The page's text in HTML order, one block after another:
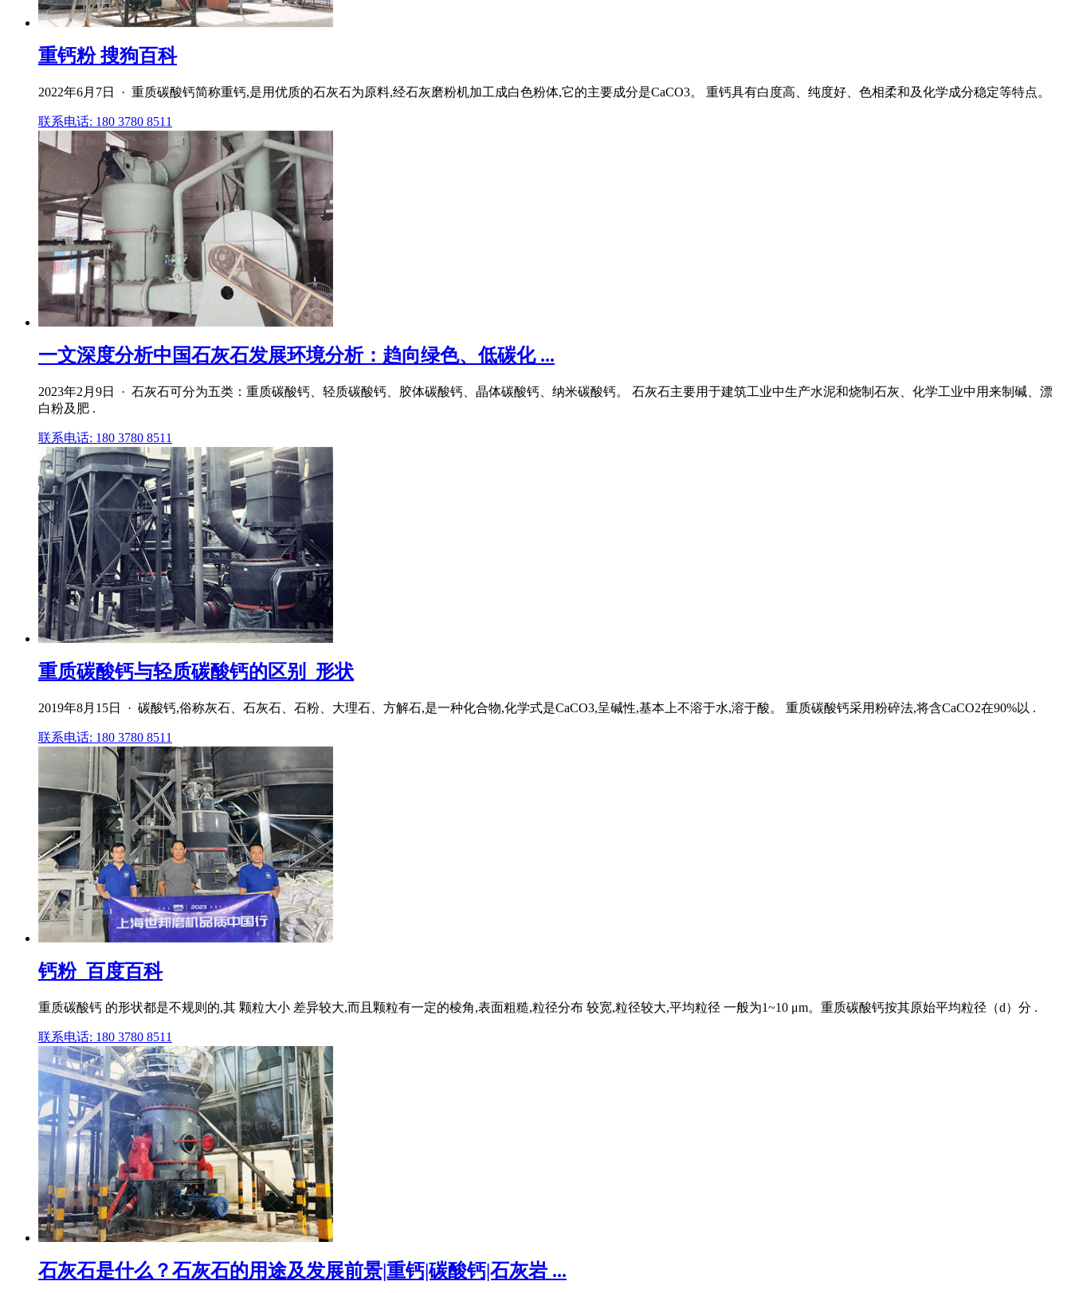
重钙粉 搜狗百科
2022年6月7日 · 重质碳酸钙简称重钙,是用优质的石灰石为原料,经石灰磨粉机加工成白色粉体,它的主要成分是CaCO3。 重钙具有白度高、纯度好、色相柔和及化学成分稳定等特点。
联系电话: 180 3780 8511
一文深度分析中国石灰石发展环境分析：趋向绿色、低碳化 ...
2023年2月9日 · 石灰石可分为五类：重质碳酸钙、轻质碳酸钙、胶体碳酸钙、晶体碳酸钙、纳米碳酸钙。 石灰石主要用于建筑工业中生产水泥和烧制石灰、化学工业中用来制碱、漂
白粉及肥 .
联系电话: 180 3780 8511
重质碳酸钙与轻质碳酸钙的区别_形状
2019年8月15日 · 碳酸钙,俗称灰石、石灰石、石粉、大理石、方解石,是一种化合物,化学式是CaCO3,呈碱性,基本上不溶于水,溶于酸。 重质碳酸钙采用粉碎法,将含CaCO2在90%以 .
联系电话: 180 3780 8511
钙粉_百度百科
重质碳酸钙 的形状都是不规则的,其 颗粒大小 差异较大,而且颗粒有一定的棱角,表面粗糙,粒径分布 较宽,粒径较大,平均粒径 一般为1~10 μm。重质碳酸钙按其原始平均粒径（d）分 .
联系电话: 180 3780 8511
石灰石是什么？石灰石的用途及发展前景|重钙|碳酸钙|石灰岩 ...